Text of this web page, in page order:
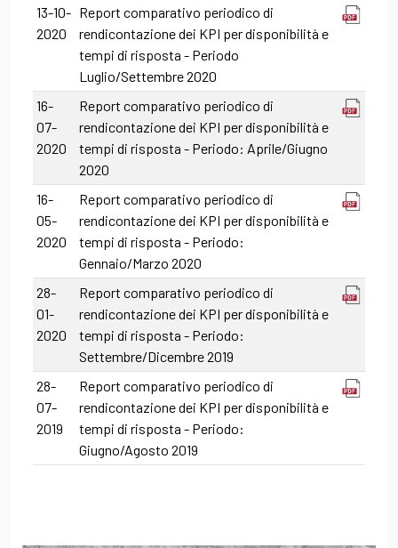
13-10-
2020
Report comparativo periodico di
rendicontazione dei KPI per disponibilità e
tempi di risposta - Periodo
Luglio/Settembre 2020
16-
07-
2020
Report comparativo periodico di
rendicontazione dei KPI per disponibilità e
tempi di risposta - Periodo: Aprile/Giugno
2020
16-
05-
2020
Report comparativo periodico di
rendicontazione dei KPI per disponibilità e
tempi di risposta - Periodo:
Gennaio/Marzo 2020
28-
01-
2020
Report comparativo periodico di
rendicontazione dei KPI per disponibilità e
tempi di risposta - Periodo:
Settembre/Dicembre 2019
28-
07-
2019
Report comparativo periodico di
rendicontazione dei KPI per disponibilità e
tempi di risposta - Periodo:
Giugno/Agosto 2019